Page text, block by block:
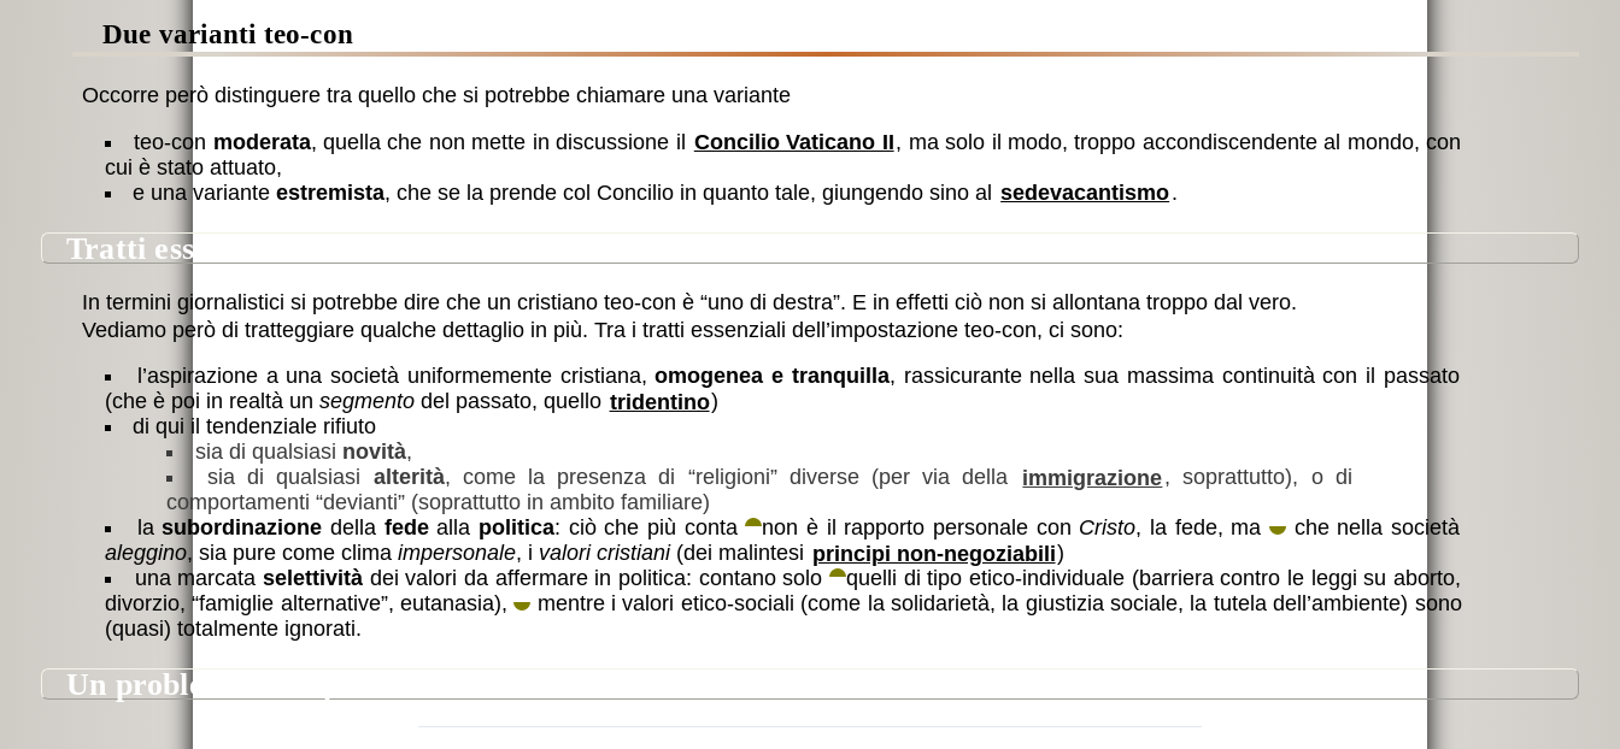
Due varianti teo-con
Occorre però distinguere tra quello che si potrebbe chiamare una variante
teo-con moderata, quella che non mette in discussione il Concilio Vaticano II, ma solo il modo, troppo accondiscendente al mondo, con
cui è stato attuato,
e una varianteestremista, che se la prende col Concilio in quanto tale, giungendo sino al sedevacantismo.
tratti essenziali
In termini giornalistici si potrebbe dire che un cristiano teo-con è “uno di destra”. E in effetti ciò non si allontana troppo dal vero.
Vediamo però di tratteggiare qualche dettaglio in più. Tra i tratti essenziali dell’impostazione teo-con, ci sono:
l’aspirazione a una società uniformemente cristiana,omogenea e tranquilla, rassicurante nella sua massima continuità con il passato
(che è poi in realtà un segmentodel passato, quello tridentino)
di qui il tendenziale rifiuto
sia di qualsiasi novità,
sia di qualsiasi alterità, come la presenza di “religioni” diverse (per via della immigrazione, soprattutto), o di
comportamenti “devianti” (soprattutto in ambito familiare)
lasubordinazione della fedealla politica: ciò che più conta non è il rapporto personale con Cristo, la fede, ma
che nella società
aleggino, sia pure come clima impersonale, i valori cristiani(dei malintesi principi non-negoziabili)
una marcataselettività dei valori da affermare in politica: contano solo
quelli di tipo etico-individuale (barriera contro le leggi su aborto,
divorzio, “famiglie alternative”, eutanasia),
mentre i valori etico-sociali (come la solidarietà, la giustizia sociale, la tutela dell’ambiente) sono
(quasi) totalmente ignorati.
un problema esemplare: l’evoluzionismo